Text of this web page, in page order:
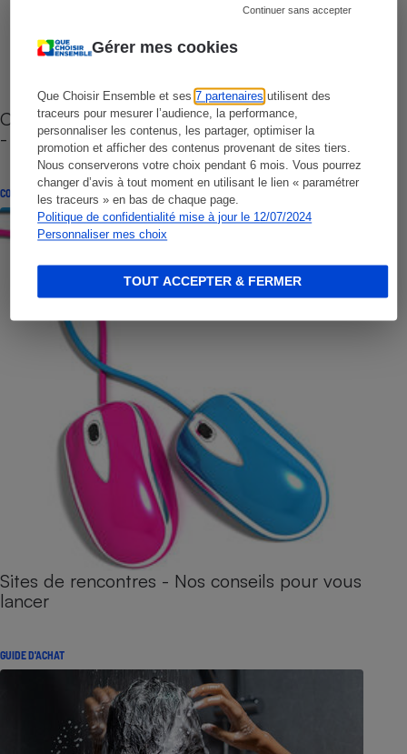
Gérer mes cookies
Que Choisir Ensemble et ses7 partenaires utilisent des
traceurs pour mesurer l’audience, la performance,
personnaliser les contenus, les partager, optimiser la
promotion et afficher des contenus provenant de sites tiers.
Nous conserverons votre choix pendant 6 mois. Vous pourrez
changer d’avis à tout moment en utilisant le lien « paramétrer
les traceurs » en bas de chaque page.
Politique de confidentialité mise à jour le 12/07/2024
Personnaliser mes choix
Continuer sans accepter
TOUT ACCEPTER & FERMER
Cafetière à capsules zéro déchet CoffeeB (vidéo)
- Premières impressions
CONSEILS
Sites de rencontres - Nos conseils pour vous
lancer
GUIDE D'ACHAT